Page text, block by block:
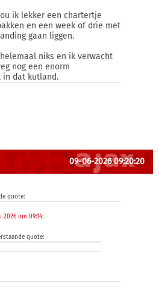
ik lekker een chartertje
en een week of drie met
gaan liggen.
niks en ik verwacht
nog een enorm
dat kutland.
09-06-2026 09:20:20
quote:
2026 om 09:14:
quote: